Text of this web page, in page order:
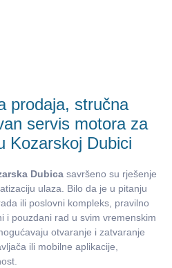
prodaja, stručna
servis motora za
Kozarskoj Dubici
Dubica savršeno su rješenje
ulaza. Bilo da je u pitanju
ili poslovni kompleks, pravilno
i pouzdani rad u svim vremenskim
otvaranje i zatvaranje
ili mobilne aplikacije,